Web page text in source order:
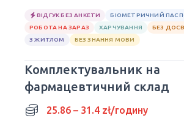
ВІДГУК БЕЗ АНКЕТИ
БІОМЕТРИЧНИЙ
РОБОТА НА ЗАРАЗ
ХАРЧУВАННЯ
БЕЗ
З ЖИТЛОМ
БЕЗ ЗНАННЯ МОВИ
Комплектувальник на
фармацевтичний склад
25.86 – 31.4 zł/годину